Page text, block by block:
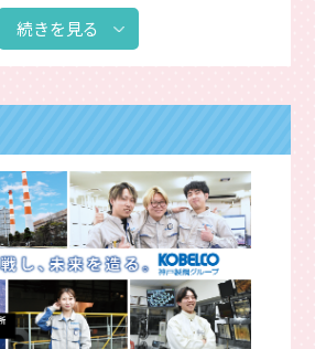
市川町 福崎町
太子町
販売・接客 整備 畜産 電気
小売 運送 食品製造
設計 販売 鉄道
続きを見る